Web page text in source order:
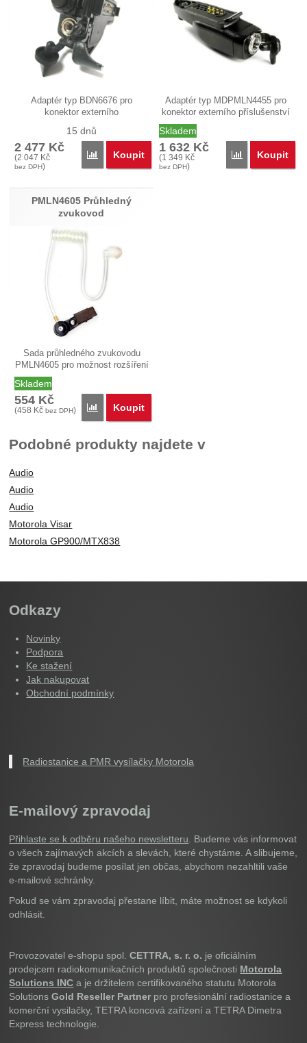
Adaptér typ BDN6676 pro
konektor externího
15 dnů
2 477 Kč
(2 047 Kč
bez DPH)
Porovnat
Koupit
Adaptér typ MDPMLN4455 pro
konektor externího příslušenství
Skladem
1 632 Kč
(1 349 Kč
bez DPH)
Porovnat
Koupit
PMLN4605 Průhledný
zvukovod
Sada průhledného zvukovodu
PMLN4605 pro možnost rozšíření
Skladem
554 Kč
(458 Kč bez DPH) Porovnat
Koupit
Podobné produkty najdete v
Audio
Audio
Audio
Motorola Visar
Motorola GP900/MTX838
Odkazy
Novinky
Podpora
Ke stažení
Jak nakupovat
Obchodní podmínky
Radiostanice a PMR vysílačky Motorola
E-mailový zpravodaj
Přihlaste se k odběru našeho newsletteru . Budeme vás informovat
o všech zajímavých akcích a slevách, které chystáme. A slibujeme,
že zpravodaj budeme posílat jen občas, abychom nezahltili vaše
e-mailové schránky.
Pokud se vám zpravodaj přestane líbit, máte možnost se kdykoli
odhlásit.
Provozovatel e-shopu spol.CETTRA, s. r. o. je oficiálním
prodejcem radiokomunikačních produktů společnosti Motorola
Solutions INC a je držitelem certifikovaného statutu Motorola
SolutionsGold Reseller Partner pro profesionální radiostanice a
komerční vysilačky, TETRA koncová zařízení a TETRA Dimetra
Express technologie.